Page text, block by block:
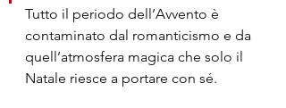
Tutto il periodo dell’Avvento è
contaminato dal romanticismo e da
quell’atmosfera magica che solo il
Natale riesce a portare con sé.